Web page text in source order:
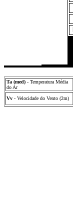
Ta (med) - Temperatura Média
do Ar
Vv - Velocidade do Vento (2m)